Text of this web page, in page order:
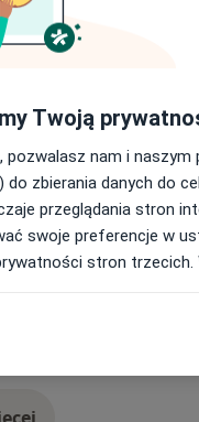
Biernacki”
fizjoterapeutów –
im. Ludwika
pacjenta, obecnie
Górze w
usługi
i
w kompleksowym
oraz szerokiej
Naszym
w przywracaniu do
a także wysoka
Twoją
pozwalasz nam i
do zbierania danych do
przeglądania stron
swoje preferencje w
stron